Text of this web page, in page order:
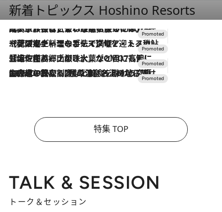
新着トピックス Hoshino Resorts
2026.7.31
【ホテル帰省】という選択肢をOMOが提案。家族とほどよい距離を保つには「昼は実家、夜は気兼ねなくホテルで！」
2026.7.24
【夏限定ディナーコース】旬を迎える稚鮎や花ズッキーニなどをイタリア・トスカーナの郷土料理の手法で満喫！
2026.7.17
「土佐和ハーブかき氷」がOMO7高知に登場！生姜、山椒、大葉など目にも舌にも涼を呼ぶ郷土の味
2026.7.10
NEW OPEN！【界 草津】名湯の地に誕生。趣の異なる2種の温泉と上州ならではの会席・蕎麦割烹など美食を味わう究極の癒やし旅
特集 TOP
TALK & SESSION
トーク＆セッション